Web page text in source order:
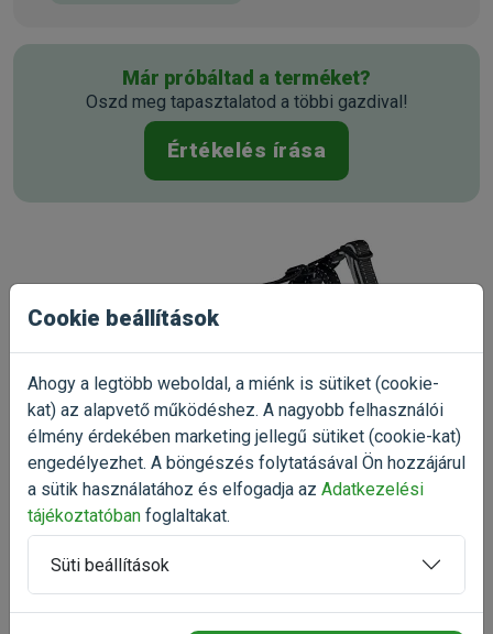
nyakpánt: 24cm pl.: Ír terrier), Muzzle Flex Szilikon szájkosár
M-L (homlokpánt: 22cm, nyakpánt: 26cm pl.: Border Collie),
Muzzle Flex Szilikon szájkosár L (homlokpánt: 27cm,
nyakpánt: 31cm pl.: Labrador Retriever), Muzzle Flex Szilikon
szájkosár L-XL (homlokpánt: 30cm, nyakpánt: 36cm pl.: Berni
Muzzle Flex Szilikon szájkosár XL
(homlokpánt: 37cm, nyakpánt: 39cm pl.: Dán Dog, 6-os
Kiszerelés:1 Darab
Státusz:Raktáron
7 853.00 Ft / db
Nettó ár:6 183,46 Ft
Törékeny:
Állatorvosi:Nem
Már próbáltad a terméket?
Oszd meg tapasztalatod a többi gazdival!
Értékelés írása
Cookie beállítások
Ahogy a legtöbb weboldal, a miénk is sütiket (cookie-
kat) az alapvető működéshez. A nagyobb felhasználói
élmény érdekében marketing jellegű sütiket (cookie-kat)
engedélyezhet. A böngészés folytatásával Ön hozzájárul
a sütik használatához és elfogadja az Adatkezelési
tájékoztatóban foglaltakat.
Süti beállítások